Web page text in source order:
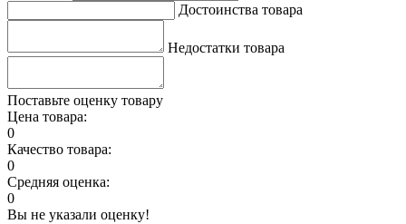
Достоинства товара
Недостатки товара
Поставьте оценку товару
Цена товара:
0
Качество товара:
0
Средняя оценка:
0
Вы не указали оценку!